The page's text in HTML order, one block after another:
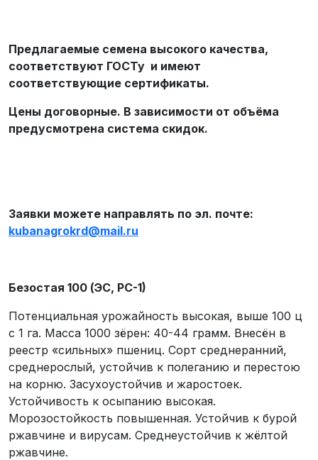
Предлагаемые семена высокого качества,
соответствуют ГОСТу и имеют
соответствующие сертификаты.
Цены договорные. В зависимости от объёма
предусмотрена система скидок.
Заявки можете направлять по эл. почте:
kubanagrokrd@mail.ru
Безостая 100 (ЭС, РС-1)
Потенциальная урожайность высокая, выше 100 ц
с 1 га. Масса 1000 зёрен: 40-44 грамм. Внесён в
реестр «сильных» пшениц. Сорт среднеранний,
среднерослый, устойчив к полеганию и перестою
на корню. Засухоустойчив и жаростоек.
Устойчивость к осыпанию высокая.
Морозостойкость повышенная. Устойчив к бурой
ржавчине и вирусам. Среднеустойчив к жёлтой
ржавчине.